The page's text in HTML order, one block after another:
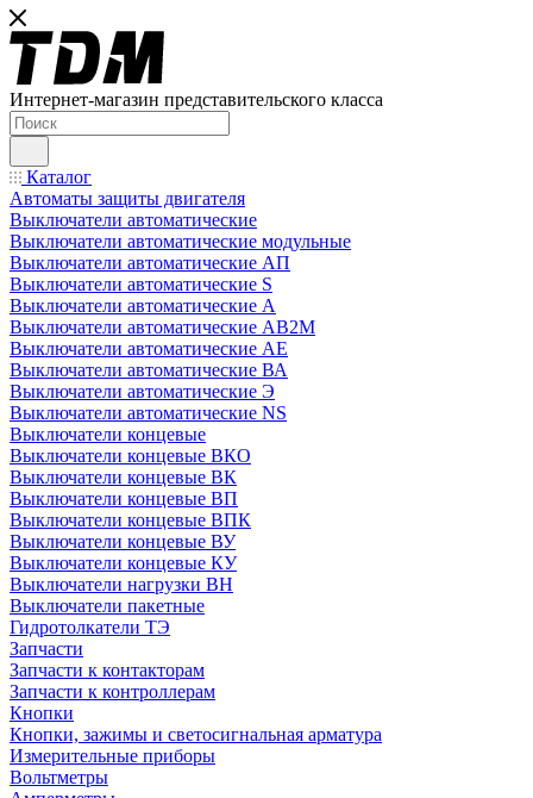
Интернет-магазин представительского класса
Каталог
Автоматы защиты двигателя
Выключатели автоматические
Выключатели автоматические модульные
Выключатели автоматические АП
Выключатели автоматические S
Выключатели автоматические А
Выключатели автоматические АВ2М
Выключатели автоматические АЕ
Выключатели автоматические ВА
Выключатели автоматические Э
Выключатели автоматические NS
Выключатели концевые
Выключатели концевые ВКО
Выключатели концевые ВК
Выключатели концевые ВП
Выключатели концевые ВПК
Выключатели концевые ВУ
Выключатели концевые КУ
Выключатели нагрузки ВН
Выключатели пакетные
Гидротолкатели ТЭ
Запчасти
Запчасти к контакторам
Запчасти к контроллерам
Кнопки
Кнопки, зажимы и светосигнальная арматура
Измерительные приборы
Вольтметры